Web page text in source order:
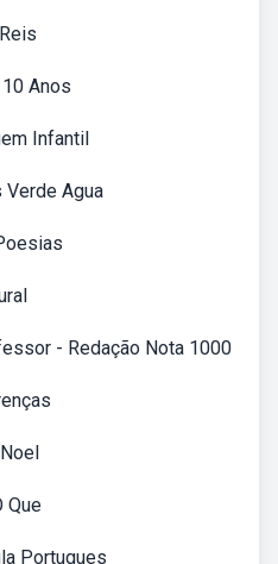
Anos
Infantil
Agua
- Redação Nota 1000
Que
Portugues